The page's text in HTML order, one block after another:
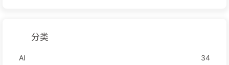
分类
AI 34